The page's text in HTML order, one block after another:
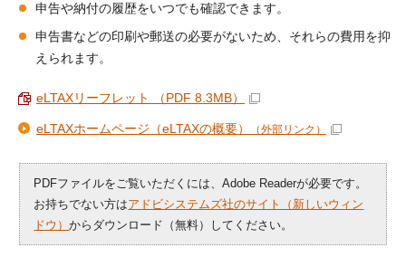
申告や納付の履歴をいつでも確認できます。
申告書などの印刷や郵送の必要がないため、それらの費用を抑
えられます。
eLTAXリーフレット （PDF 8.3MB）
eLTAXホームページ（eLTAXの概要） （外部リンク）
PDFファイルをご覧いただくには、Adobe Readerが必要です。
お持ちでない方はアドビシステムズ社のサイト（新しいウィン
ドウ）からダウンロード（無料）してください。